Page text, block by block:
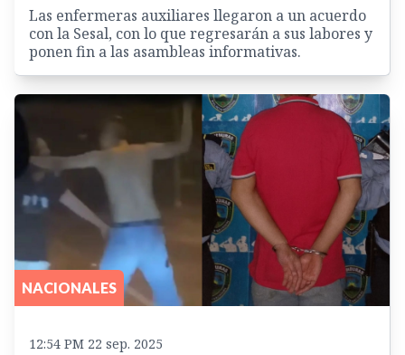
Las enfermeras auxiliares llegaron a un acuerdo
con la Sesal, con lo que regresarán a sus labores y
ponen fin a las asambleas informativas.
NACIONALES
12:54 PM 22 sep. 2025